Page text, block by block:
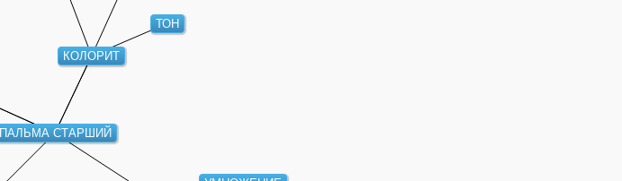
ПАЛЬМА СТАРШИЙ
КОЛОРИТ
ТОН